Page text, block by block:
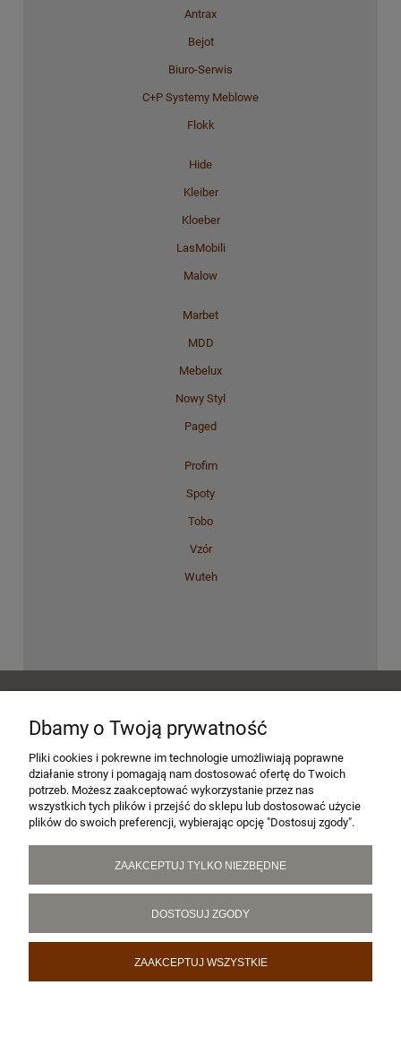
Antrax
Bejot
Biuro-Serwis
C+P Systemy Meblowe
Flokk
Hide
Kleiber
Kloeber
LasMobili
Malow
Marbet
MDD
Mebelux
Nowy Styl
Paged
Profim
Spoty
Tobo
Vzór
Wuteh
MOJE KONTO
PŁATNOŚCI I DOSTAWA
INFORMACJE
Dbamy o Twoją prywatność
Pliki cookies i pokrewne im technologie umożliwiają poprawne
działanie strony i pomagają nam dostosować ofertę do Twoich
potrzeb. Możesz zaakceptować wykorzystanie przez nas
wszystkich tych plików i przejść do sklepu lub dostosować użycie
plików do swoich preferencji, wybierając opcję "Dostosuj zgody".
ZAAKCEPTUJ TYLKO NIEZBĘDNE
DOSTOSUJ ZGODY
ZAAKCEPTUJ WSZYSTKIE